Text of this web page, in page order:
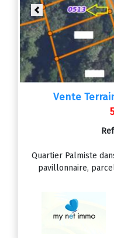
Previous
Vente
Quartier Palmiste
pavillonnaire,